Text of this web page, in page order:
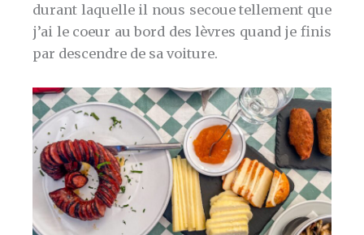
durant laquelle il nous secoue tellement que
j’ai le coeur au bord des lèvres quand je finis
par descendre de sa voiture.